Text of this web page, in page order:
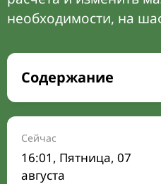
необходимости, на
Содержание
Время намаза на
Расписание на месяц
Время Сухура и
Сейчас
16:01 , Пятница, 07
августа